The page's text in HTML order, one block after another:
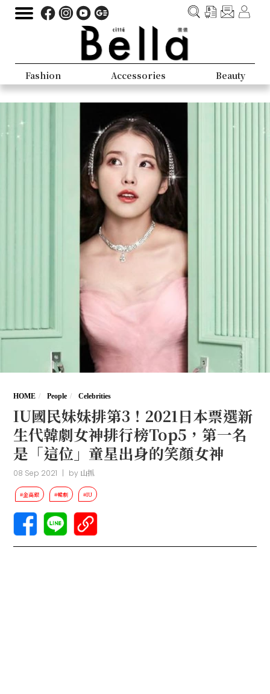
Fashion Accessories Beauty
HOME People Celebrities
IU國民妹妹排第3！2021日本票選新
生代韓劇女神排行榜Top5，第一名
是「這位」童星出身的笑顏女神
08 Sep 2021 | by 山抓
#金高銀 #韓劇 #IU